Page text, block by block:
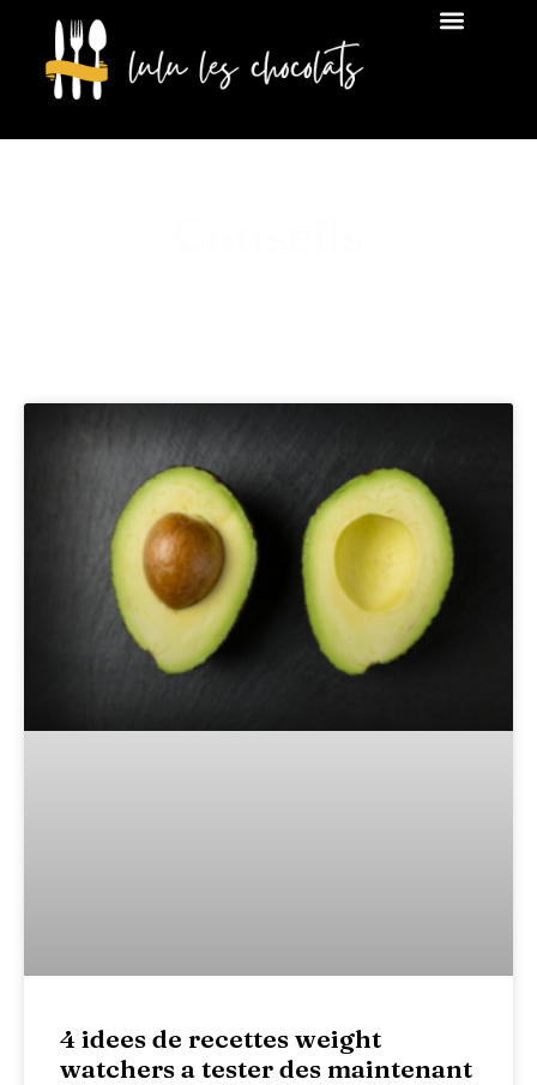
4 idees de recettes weight
watchers a tester des maintenant